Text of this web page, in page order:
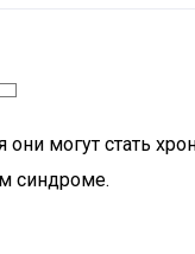
могут стать
синдроме.